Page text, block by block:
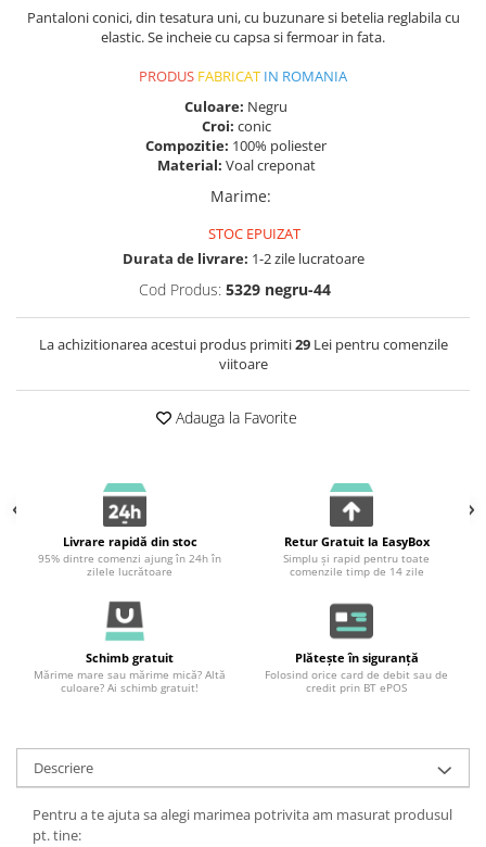
Pantaloni conici, din tesatura uni, cu buzunare si betelia reglabila cu
elastic. Se incheie cu capsa si fermoar in fata.
PRODUS FABRICAT IN ROMANIA
Culoare: Negru
Croi: conic
Compozitie: 100% poliester
Material: Voal creponat
Marime:
STOC EPUIZAT
Durata de livrare: 1-2 zile lucratoare
Cod Produs: 5329 negru-44
La achizitionarea acestui produs primiti29Lei pentru comenzile
viitoare
Adauga la Favorite
Livrare rapidă din stoc
95% dintre comenzi ajung în 24h în
zilele lucrătoare
Retur Gratuit la EasyBox
Simplu și rapid pentru toate
comenzile timp de 14 zile
Schimb gratuit
Mărime mare sau mărime mică? Altă
culoare? Ai schimb gratuit!
Plătește în siguranță
Folosind orice card de debit sau de
credit prin BT ePOS
Descriere
Pentru a te ajuta sa alegi marimea potrivita am masurat produsul
pt. tine: